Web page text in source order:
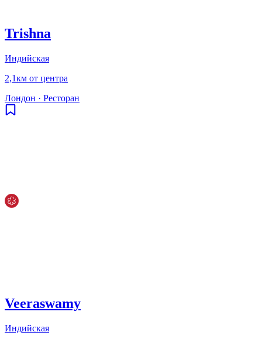
Trishna
Индийская
2,1км от центра
Лондон · Ресторан
Veeraswamy
Индийская